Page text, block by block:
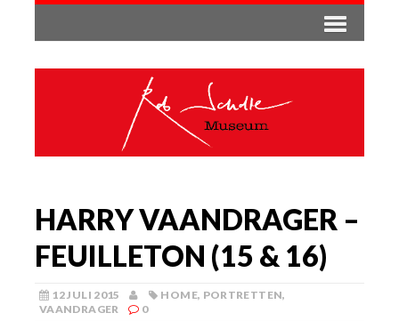
HARRY VAANDRAGER –
FEUILLETON (15 & 16)
12 JULI 2015 HOME, PORTRETTEN,
VAANDRAGER
0